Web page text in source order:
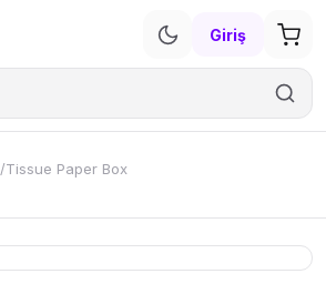
Giriş
/Tissue Paper Box